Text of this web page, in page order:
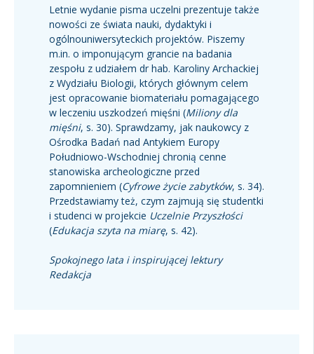
Letnie wydanie pisma uczelni prezentuje także
nowości ze świata nauki, dydaktyki i
ogólnouniwersyteckich projektów. Piszemy
m.in. o imponującym grancie na badania
zespołu z udziałem dr hab. Karoliny Archackiej
z Wydziału Biologii, których głównym celem
jest opracowanie biomateriału pomagającego
w leczeniu uszkodzeń mięśni (Miliony dla
mięśni, s. 30). Sprawdzamy, jak naukowcy z
Ośrodka Badań nad Antykiem Europy
Południowo-Wschodniej chronią cenne
stanowiska archeologiczne przed
zapomnieniem (Cyfrowe życie zabytków, s. 34).
Przedstawiamy też, czym zajmują się studentki
i studenci w projekcie Uczelnie Przyszłości
(Edukacja szyta na miarę, s. 42).
Spokojnego lata i inspirującej lektury
Redakcja